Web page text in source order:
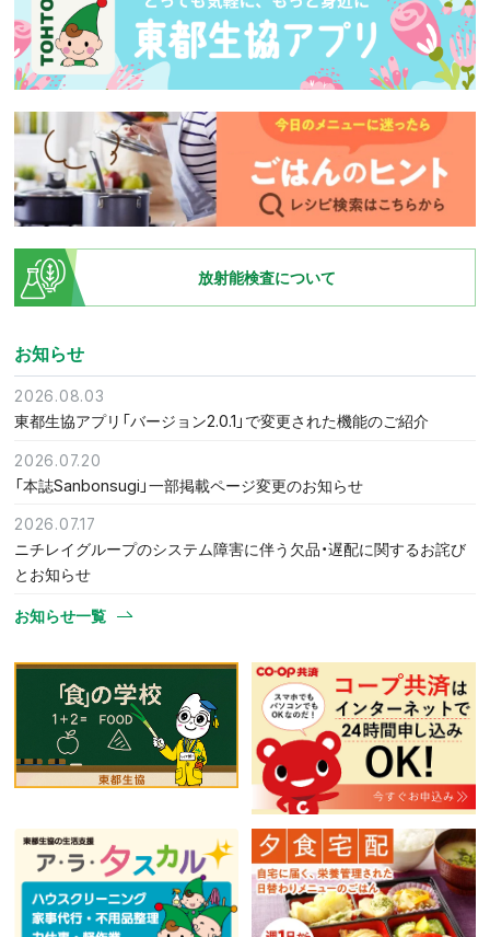
放射能検査について
お知らせ
2026.08.03
東都生協アプリ「バージョン2.0.1」で変更された機能のご紹介
2026.07.20
「本誌Sanbonsugi」一部掲載ページ変更のお知らせ
2026.07.17
ニチレイグループのシステム障害に伴う欠品・遅配に関するお詫び
とお知らせ
お知らせ一覧